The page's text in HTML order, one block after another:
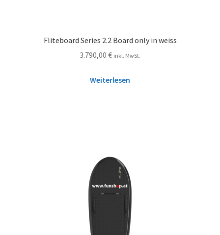
Fliteboard Series 2.2 Board only in weiss
3.790,00 € inkl. MwSt.
Weiterlesen